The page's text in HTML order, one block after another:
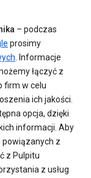
– podczas
prosimy
. Informacje
łączyć z
firm w celu
ich jakości.
opcja, dzięki
informacji. Aby
powiązanych z
z Pulpitu
z usług